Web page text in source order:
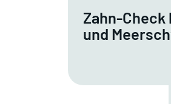
Zahn-Check
und